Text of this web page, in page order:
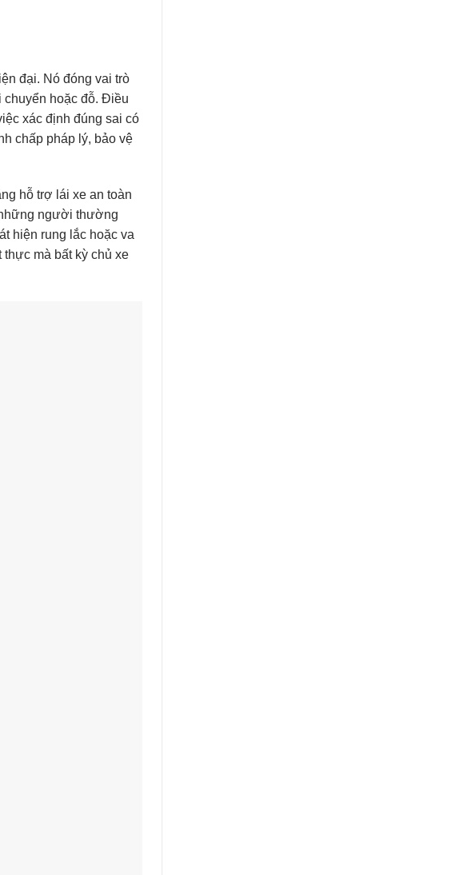
đại. Nó đóng vai trò
chuyển hoặc đỗ. Điều
xác định đúng sai có
chấp pháp lý, bảo vệ
hỗ trợ lái xe an toàn
người thường
hiện rung lắc hoặc va
mà bất kỳ chủ xe